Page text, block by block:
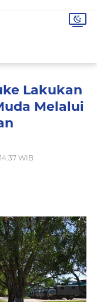
Lakukan
Melalui
WIB